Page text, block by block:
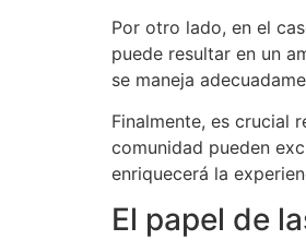
Por otro lado, en el
puede resultar en un
se maneja
Finalmente, es crucial
comunidad pueden
enriquecerá la
El papel de